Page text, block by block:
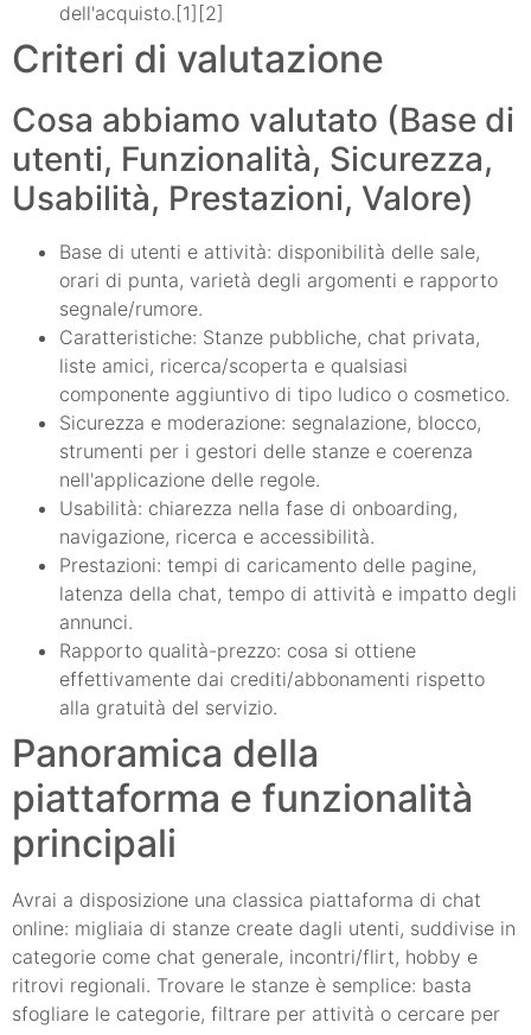
dell'acquisto.[1][2]
Criteri di valutazione
Cosa abbiamo valutato (Base di
utenti, Funzionalità, Sicurezza,
Usabilità, Prestazioni, Valore)
Base di utenti e attività: disponibilità delle sale,
orari di punta, varietà degli argomenti e rapporto
segnale/rumore.
Caratteristiche: Stanze pubbliche, chat privata,
liste amici, ricerca/scoperta e qualsiasi
componente aggiuntivo di tipo ludico o cosmetico.
Sicurezza e moderazione: segnalazione, blocco,
strumenti per i gestori delle stanze e coerenza
nell'applicazione delle regole.
Usabilità: chiarezza nella fase di onboarding,
navigazione, ricerca e accessibilità.
Prestazioni: tempi di caricamento delle pagine,
latenza della chat, tempo di attività e impatto degli
annunci.
Rapporto qualità-prezzo: cosa si ottiene
effettivamente dai crediti/abbonamenti rispetto
alla gratuità del servizio.
Panoramica della
piattaforma e funzionalità
principali
Avrai a disposizione una classica piattaforma di chat
online: migliaia di stanze create dagli utenti, suddivise in
categorie come chat generale, incontri/flirt, hobby e
ritrovi regionali. Trovare le stanze è semplice: basta
sfogliare le categorie, filtrare per attività o cercare per